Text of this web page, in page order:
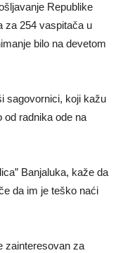
Republike
za 254 vaspitača u
bilo na devetom
sagovornici, koji kažu
od radnika ode na
Banjaluka, kaže da
da im je teško naći
zainteresovan za